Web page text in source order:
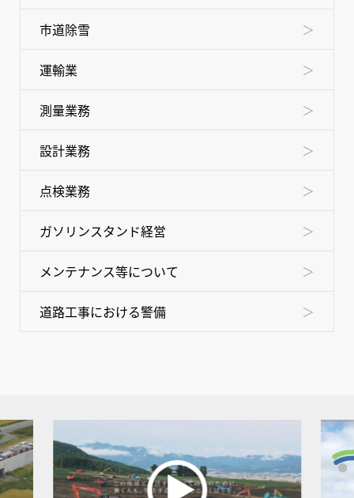
市道除雪
運輸業
測量業務
設計業務
点検業務
ガソリンスタンド経営
メンテナンス等について
道路工事における警備